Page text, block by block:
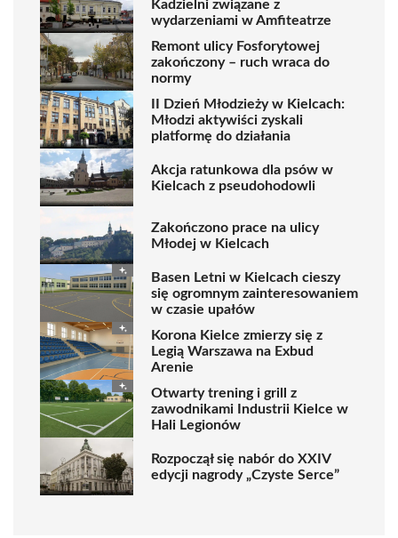
Kadzielni związane z
wydarzeniami w Amfiteatrze
Remont ulicy Fosforytowej
zakończony – ruch wraca do
normy
II Dzień Młodzieży w Kielcach:
Młodzi aktywiści zyskali
platformę do działania
Akcja ratunkowa dla psów w
Kielcach z pseudohodowli
Zakończono prace na ulicy
Młodej w Kielcach
Basen Letni w Kielcach cieszy
się ogromnym zainteresowaniem
w czasie upałów
Korona Kielce zmierzy się z
Legią Warszawa na Exbud
Arenie
Otwarty trening i grill z
zawodnikami Industrii Kielce w
Hali Legionów
Rozpoczął się nabór do XXIV
edycji nagrody „Czyste Serce”